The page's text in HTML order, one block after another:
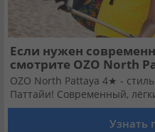
Установи наше
Загрузить приложение из App Store
Загрузить приложение из Google Play
Если нужен
смотрите OZO North
OZO North Pattaya 4★ -
Паттайи! Современный,
Узнать